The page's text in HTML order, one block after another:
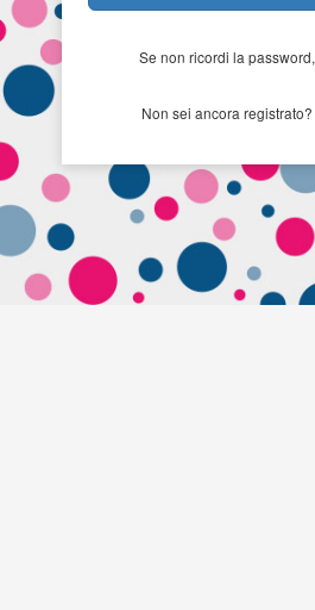
Se non ricordi la password,
Non sei ancora registrato?